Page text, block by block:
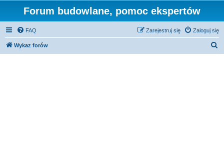
Forum budowlane, pomoc ekspertów
FAQ Zaloguj się
Zarejestruj się
Wykaz forów